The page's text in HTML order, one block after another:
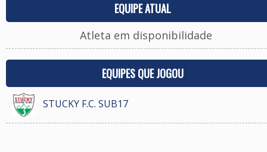
EQUIPE ATUAL
Atleta em disponibilidade
EQUIPES QUE JOGOU
STUCKY F.C. SUB17